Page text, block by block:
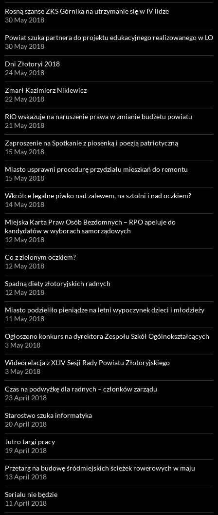
Rosną szanse ZKS Górnika na utrzymanie się w IV lidze
30 May 2018
Powiat szuka partnera do projektu edukacyjnego realizowanego w LO
30 May 2018
Dni Złotoryi 2018
24 May 2018
Zmarł Kazimierz Niklewicz
22 May 2018
RIO wskazuje na naruszenie prawa w zmianie budżetu powiatu
21 May 2018
Zaproszenie na Spotkanie z piosenką i poezją patriotyczną
15 May 2018
Miasto usprawni procedurę przydziału mieszkań do remontu
15 May 2018
Wkrótce legalne piwko nad zalewem, na sztolni i nad oczkiem?
14 May 2018
Miejska Karta Praw Osób Bezdomnych – RPO apeluje do
kandydatów w wyborach samorządowych
12 May 2018
Co z zielonym oczkiem?
12 May 2018
Spadną diety złotoryjskich radnych
12 May 2018
Miasto podzieliło pieniądze na letni wypoczynek dzieci i młodzieży
11 May 2018
Ogłoszono konkurs na dyrektora Zespołu Szkół Ogólnokształcących
3 May 2018
Wideorelacja z XLIV Sesji Rady Powiatu Złotoryjskiego
3 May 2018
Czas na podwyżkę dla radnych – członków zarządu
23 April 2018
Starostwo szuka informatyka
20 April 2018
Jutro targi pracy
19 April 2018
Przetarg na budowę śródmiejskich ścieżek rowerowych w maju
13 April 2018
Serialu nie będzie
11 April 2018